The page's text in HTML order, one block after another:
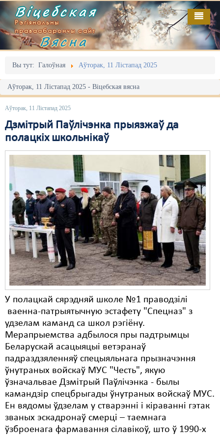
Віцебская
Рэгіянальны
праваабарончы сайт
Вясна
Вы тут: Галоўная Аўторак, 11 Лістапад 2025
Аўторак, 11 Лістапад 2025 - Віцебская вясна
Аўторак, 11 Лістапад 2025
Дзмітрый Паўлічэнка прыязжаў да
полацкіх школьнікаў
У полацкай сярэдняй школе №1 праводзілі
ваенна-патрыятычную эстафету "Спецназ" з
удзелам каманд са школ рэгіёну.
Мерапрыемства адбылося пры падтрымцы
Беларускай асацыяцыі ветэранаў
падраздзяленняў спецыяльнага прызначэння
ўнутраных войскаў МУС "Честь", якую
ўзначальвае Дзмітрый Паўлічэнка - былы
камандзір спецбрыгады ўнутраных войскаў МУС.
Ен вядомы ўдзелам у стварэнні і кіраванні гэтак
званых эскадронаў смерці – таемнага
ўзброенага фармавання сілавікоў, што ў 1990-х
Галоўная
Адміністрацыйны перасьлед
Акцыі
Выбары
Грамадзянскія ініцыятывы
Дыскрымінацыя
Затрыманьні
Карная псыхіятрыя
КПЧ ААН
Культурныя правы
ЛПП
Мігранты
Палітвязьні
Праваабаронцы
Пэнітэнцыярная сыстэма
Распальваньне варожасьці
Выданьні
Відэа
Пра нас
RSS